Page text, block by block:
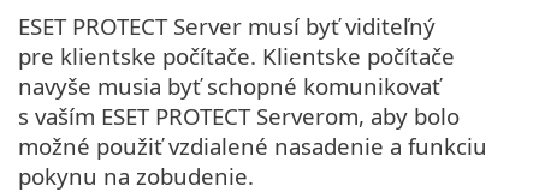
ESET PROTECT Server musí byť viditeľný
pre klientske počítače. Klientske počítače
navyše musia byť schopné komunikovať
s vaším ESET PROTECT Serverom, aby bolo
možné použiť vzdialené nasadenie a funkciu
pokynu na zobudenie.